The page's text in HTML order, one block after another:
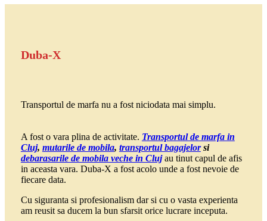
Duba-X
Transportul de marfa nu a fost niciodata mai simplu.
A fost o vara plina de activitate. Transportul de marfa in
Cluj, mutarile de mobila, transportul bagajelorsi
debarasarile de mobila veche in Cluj au tinut capul de afis
in aceasta vara. Duba-X a fost acolo unde a fost nevoie de
fiecare data.
Cu siguranta si profesionalism dar si cu o vasta experienta
am reusit sa ducem la bun sfarsit orice lucrare inceputa.